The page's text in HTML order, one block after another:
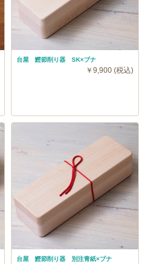
台屋 鰹節削り器 SK×ブナ
￥9,900 (税込)
台屋 鰹節削り器 別注青紙×ブナ